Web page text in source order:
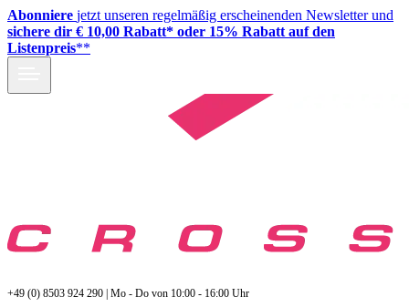
Abonniere jetzt unseren regelmäßig erscheinenden Newsletter und
sichere dir € 10,00 Rabatt* oder 15% Rabatt auf den
Listenpreis**
+49 (0) 8503 924 290 | Mo - Do von 10:00 - 16:00 Uhr